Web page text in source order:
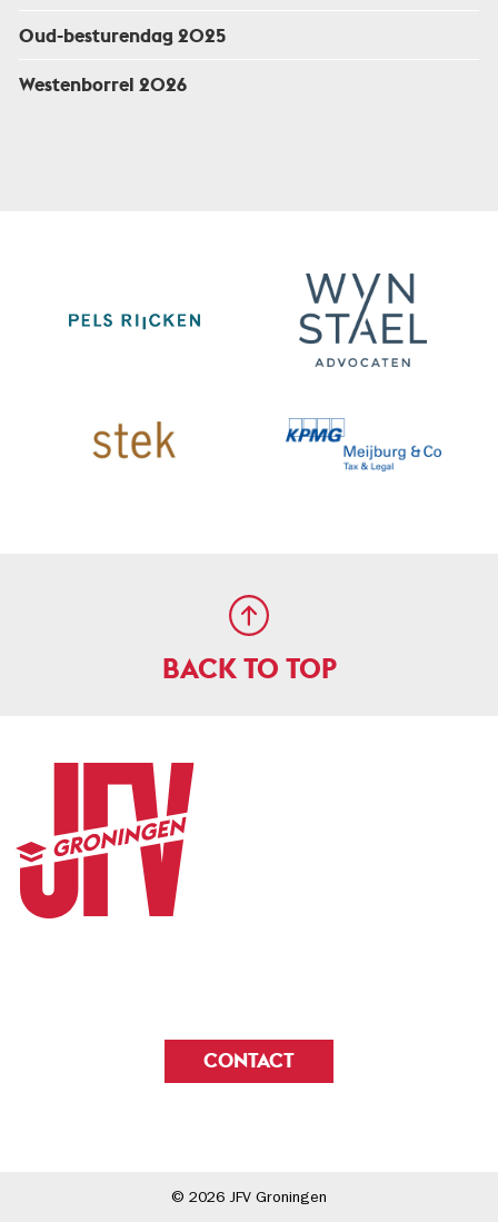
Oud-besturendag 2025
Westenborrel 2026
BACK TO TOP
CONTACT
© 2026 JFV Groningen